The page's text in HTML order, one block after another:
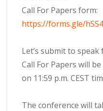
Call For Papers form:
https://forms.gle/
Let’s submit to
Call For Papers will
on 11:59 p.m. CEST
The conference will